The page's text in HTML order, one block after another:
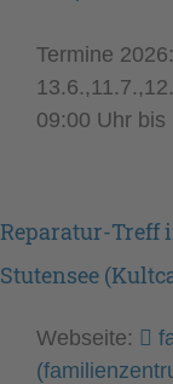
Termine
09:00 Uhr bis
Reparatur-Treff
Stutensee
Webseite: